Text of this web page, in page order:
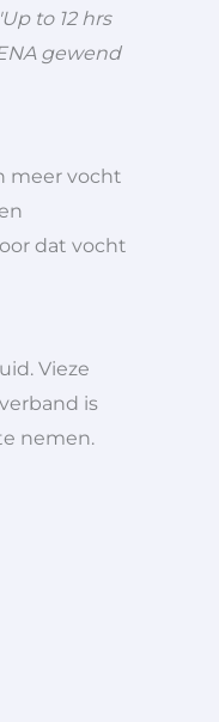
to 12 hrs
gewend
meer vocht
dat vocht
Vieze
is
nemen.